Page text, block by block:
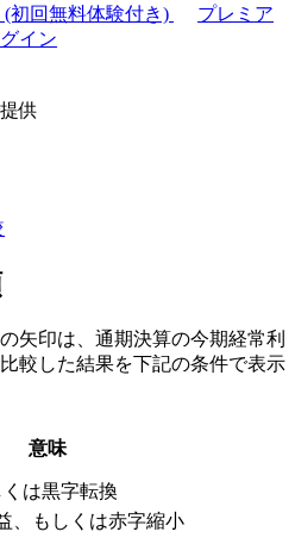
(初回無料体験付き)
プレミア
イン
供
矢印は、通期決算の今期経常利
較した結果を下記の条件で表示
意味
は黒字転換
、もしくは赤字縮小